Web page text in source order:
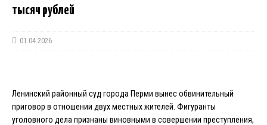
тысяч рублей
01.04.2026
Ленинский районный суд города Перми вынес обвинительный
приговор в отношении двух местных жителей. Фигуранты
уголовного дела признаны виновными в совершении преступления,